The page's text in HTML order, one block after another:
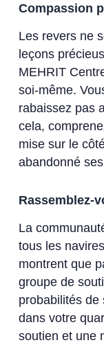
Compassion
Les revers ne
leçons
MEHRIT
soi-même.
rabaissez pas
cela,
mise sur le
abandonné
Rassemblez-
La
tous les
montrent que
groupe de
probabilités de
dans votre
soutien et une